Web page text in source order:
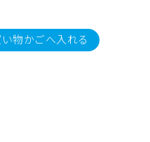
い物かごへ入れる